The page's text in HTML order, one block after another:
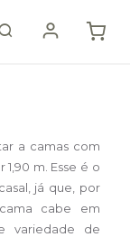
a camas com
m. Esse é o
já que, por
cabe em
variedade de